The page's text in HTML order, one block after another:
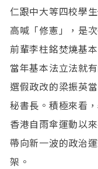
仁跟中大等四校學
高喊「修憲」，是
前輩李柱銘焚燒基
當年基本法立法就
選假政改的梁振英
秘書長。積極來看
香港自雨傘運動以
帶向新一波的政治
架。